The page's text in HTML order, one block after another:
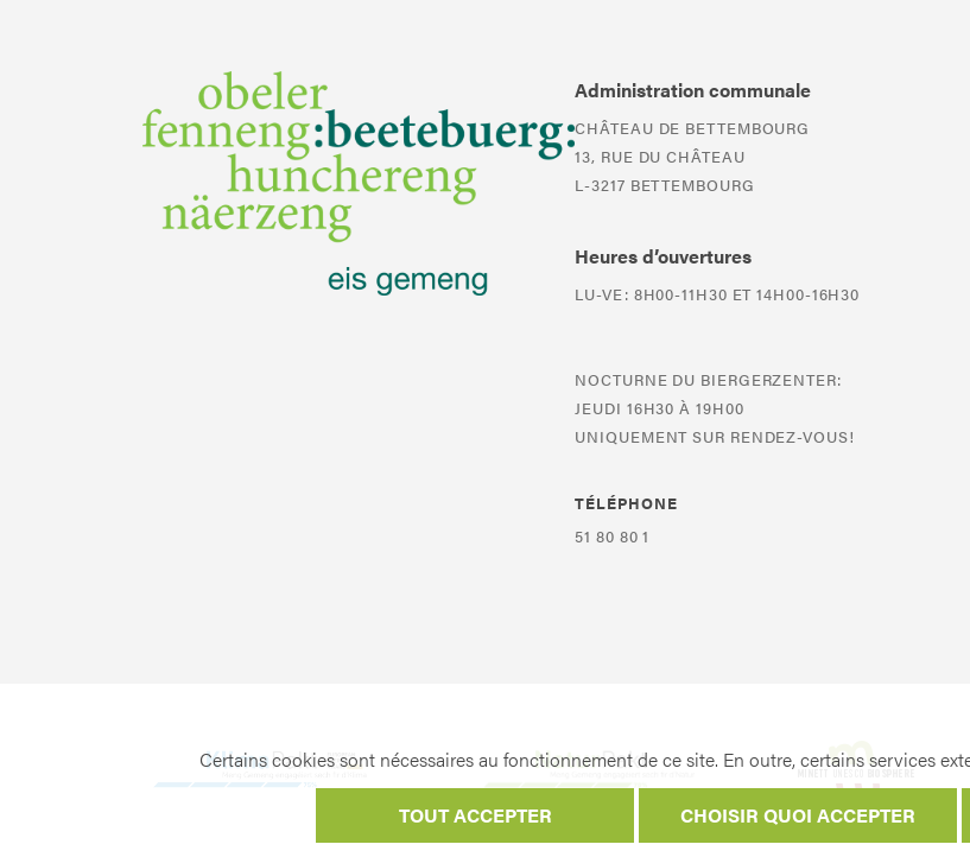
Administration communale
CHÂTEAU DE BETTEMBOURG
13, RUE DU CHÂTEAU
L-3217 BETTEMBOURG
Heures d’ouvertures
LU-VE: 8H00-11H30 ET 14H00-16H30
NOCTURNE DU BIERGERZENTER:
JEUDI 16H30 À 19H00
UNIQUEMENT SUR RENDEZ-VOUS!
TÉLÉPHONE
51 80 80 1
Certains cookies sont nécessaires au fonctionnement de ce site. En outre, certains services
TOUT ACCEPTER CHOISIR QUOI ACCEPTER